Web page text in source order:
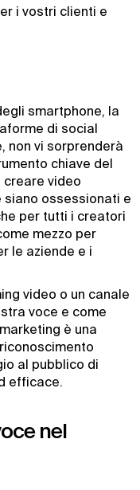
i vostri clienti e
smartphone, la
di social
non vi sorprenderà
chiave del
creare video
siano ossessionati e
per tutti i creatori
mezzo per
le aziende e i
video o un canale
voce e come
è una
al pubblico di
efficace.
nel